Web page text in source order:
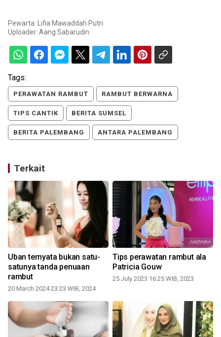
Pewarta: Lifia Mawaddah Putri
Uploader: Aang Sabarudin
Tags:
PERAWATAN RAMBUT RAMBUT BERWARNA
TIPS CANTIK BERITA SUMSEL
BERITA PALEMBANG ANTARA PALEMBANG
Terkait
Uban ternyata bukan satu-
satunya tanda penuaan
rambut
20 March 2024 23:23 WIB, 2024
Tips perawatan rambut ala
Patricia Gouw
25 July 2023 16:25 WIB, 2023